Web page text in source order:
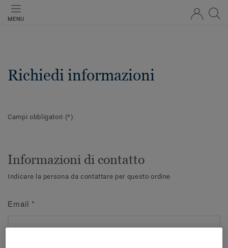
MENU
Richiedi informazioni
Campi obbligatori (*)
Informazioni di contatto
Indicare la persona da contattare per questo ordine
Email *